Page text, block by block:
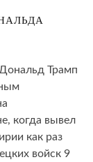
Трамп
когда вывел
как раз
войск 9